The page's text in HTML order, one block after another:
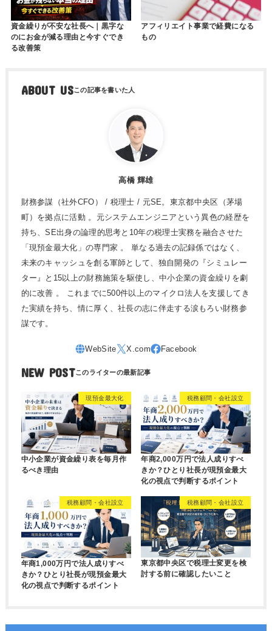
資金繰りが不安な社長へ｜黒字な
のにお金が減る理由と今すぐでき
る改善策
アフィリエイト事業で経費になる
もの
ABOUT US
高橋 輝雄
財務参謀（社外CFO） / 税理士 / 元SE。東京都中央区（茅場
町）を拠点に活動 。元システムエンジニアという異色の経歴を
持ち、SE出身の論理的思考と10年の税理士実務を融合させた
「現預金最大化」の専門家 。 単なる過去の記録係ではなく、
未来のキャッシュを創る軍師として、独自開発の『シミュレー
ター』と15以上の財務施策を駆使し、中小企業の資金繰りを劇
的に改善 。 これまでに500件以上のマイクロ法人を支援してき
た実績を持ち、情に厚く、社長の志に伴走する涙もろい財務参
謀です。
NEW POST
現預金最大化
中小企業が資金繰り表を毎月作
るべき理由
税務顧問・会社設立
年商2,000万円で法人成りすべ
きか？ひとり社長が現預金最大
化の視点で判断するポイント
税務顧問・会社設立
年商1,000万円で法人成りすべ
きか？ひとり社長が現預金最大
化の視点で判断するポイント
税務顧問・会社設立
東京都中央区で税理士変更を検
討する前に確認したいこと